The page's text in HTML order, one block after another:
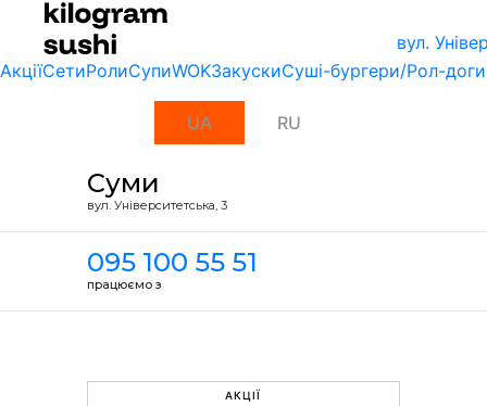
вул.
АкціїСетиРолиСупиWOKЗакускиСуші-бургери/Рол-доги
UA RU
Суми
вул. Унiверситетська, 3
095 100 55 51
працюємо з
АКЦІЇ